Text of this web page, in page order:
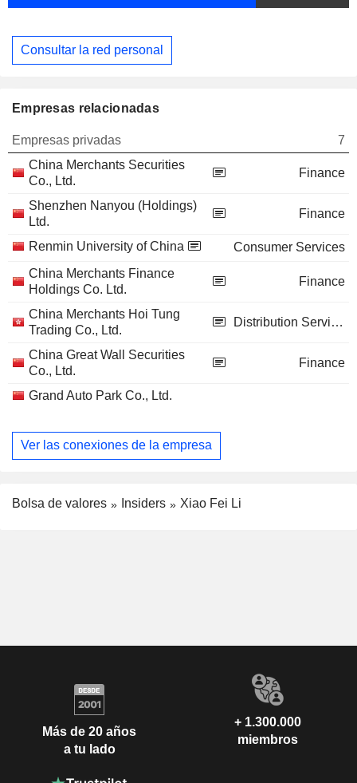
Consultar la red personal
Empresas relacionadas
Empresas privadas
7
China Merchants Securities
Co., Ltd.
Finance
Shenzhen Nanyou (Holdings)
Ltd.
Finance
Renmin University of China
Consumer Services
China Merchants Finance
Holdings Co. Ltd.
Finance
China Merchants Hoi Tung
Trading Co., Ltd.
Distribution Services
China Great Wall Securities
Co., Ltd.
Finance
Grand Auto Park Co., Ltd.
Ver las conexiones de la empresa
Bolsa de valores Insiders Xiao Fei Li
Más de 20 años
a tu lado
+ 1.300.000
miembros